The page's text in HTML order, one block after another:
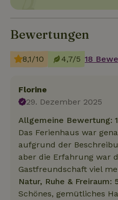
Bewertungen
8,1/10 4,7/5 18
Florine
29. Dezember 2025
Allgemeine Bewertung:
Das Ferienhaus war
aufgrund der
aber die Erfahrung war
Gastfreundschaft viel
Natur, Ruhe & Freiraum:
Schönes, gemütliches